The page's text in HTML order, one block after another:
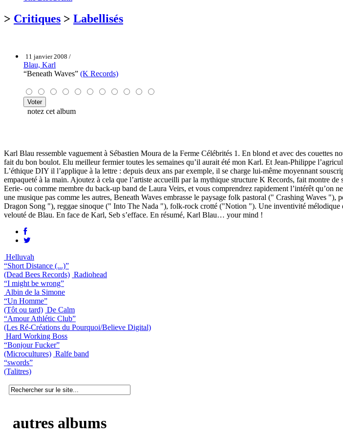
> Critiques > Labellisés
11 janvier 2008 /
Blau, Karl
“Beneath Waves” (K Records)
notez cet album
Karl Blau ressemble vaguement à Sébastien Moura de la Ferme Célébrités 1. En blond et avec des couettes
fait du bon boulot. Elu meilleur fermier toutes les semaines qu’il aurait été mon Karl. Et Jean-Philippe
L’éthique DIY il l’applique à la lettre : depuis deux ans par exemple, il se charge lui-même moyennant
empaqueté à la main. Ajoutez à cela que l’artiste accueilli par la mythique structure K Records, fait montre
Eerie- ou comme membre du back-up band de Laura Veirs, et vous comprendrez rapidement l’intérêt qu’on
une musique pas comme les autres, Beneath Waves embrasse le paysage folk pastoral (" Crashing Waves
Dragon Song "), reggae sinoque (" Into The Nada "), folk-rock crotté ("Notion "). Une inventivité mélodique
velouté de Blau. En face de Karl, Seb s’efface. En résumé, Karl Blau… your mind !
Helluvah
“Short Distance (...)”
(Dead Bees Records) Radiohead
“I might be wrong”
Albin de la Simone
“Un Homme”
(Tôt ou tard) De Calm
“Amour Athlétic Club”
(Les Ré-Créations du Pourquoi/Believe Digital)
Hard Working Boss
“Bonjour Fucker”
(Microcultures) Ralfe band
“swords”
(Talitres)
autres albums